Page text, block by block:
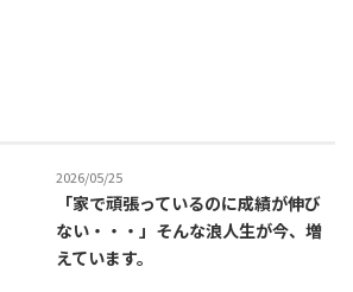
2026/05/25
「家で頑張っているのに成績が伸び
ない・・・」そんな浪人生が今、増
えています。